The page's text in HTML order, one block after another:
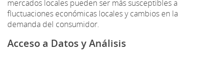
mercados locales pueden ser más susceptibles a
fluctuaciones económicas locales y cambios en la
demanda del consumidor.
Acceso a Datos y Análisis